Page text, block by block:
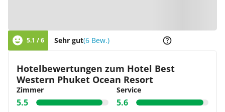
5.1 / 6 Sehr gut(6 Bew.)
Hotelbewertungen zum Hotel Best
Western Phuket Ocean Resort
Zimmer
5.5
Service
5.6